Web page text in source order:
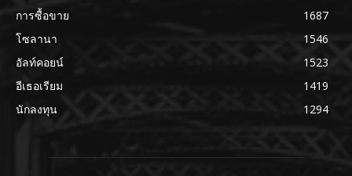
การซื้อขาย
1687
โซลานา
1546
อัลท์คอยน์
1523
อีเธอเรียม
1419
นักลงทุน
1294